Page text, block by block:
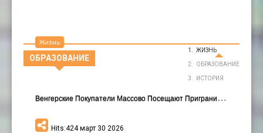
ОБРАЗОВАНИЕ
ЖИЗНЬ
ОБРАЗОВАНИЕ
ИСТОРИЯ
В
Енгерские Покупатели Массово Посещают Приграничные Хорватские Города
Hits:424 март 30 2026
Жизнь